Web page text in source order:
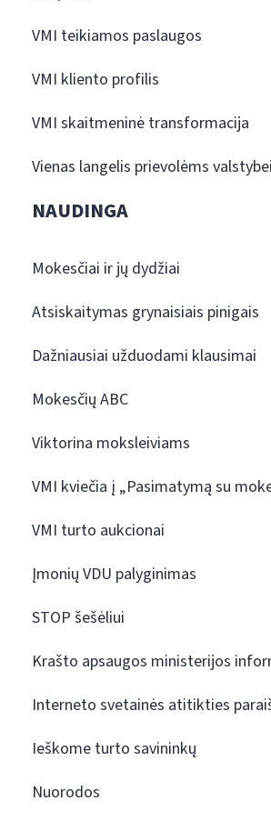
VMI teikiamos paslaugos
VMI kliento profilis
VMI skaitmeninė transformacija
Vienas langelis prievolėms
NAUDINGA
Mokesčiai ir jų dydžiai
Atsiskaitymas grynaisiais pinigais
Dažniausiai užduodami klausimai
Mokesčių ABC
Viktorina moksleiviams
VMI kviečia į „Pasimatymą su
VMI turto aukcionai
Įmonių VDU palyginimas
STOP šešėliui
Krašto apsaugos ministerijos
Interneto svetainės atitikties
Ieškome turto savininkų
Nuorodos